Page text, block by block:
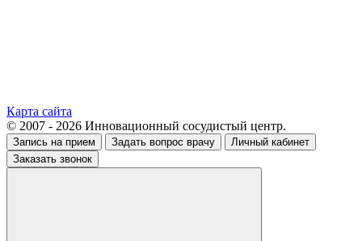
Карта сайта
© 2007 - 2026 Инновационный сосудистый центр.
Запись на прием Задать вопрос врачу
Личный кабинет
Заказать звонок